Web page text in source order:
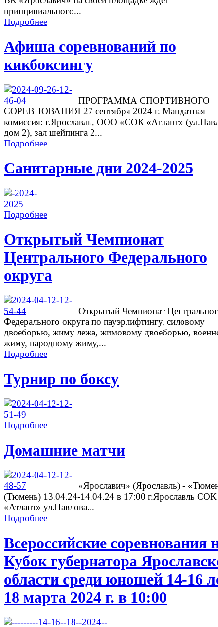
принципиального...
Подробнее
Афиша соревнований по
кикбоксингу
ПРОГРАММА СПОРТИВНОГО
СОРЕВНОВАНИЯ 27 сентября 2024 г. Мандатная
комиссия: г.Ярославль, ООО «СОК «Атлант»
дом 2), зал шейпинга 2...
Подробнее
Санитарные дни 2024-2025
Подробнее
Открытый Чемпионат
Центрального Федерального
округа
Открытый Чемпионат
Федерального округа по пауэрлифтингу, силовому
двоеборью, жиму лежа, жимовому двоеборью,
жиму, народному жиму,...
Подробнее
Турнир по боксу
Подробнее
Домашние матчи
«Ярославич» (Ярославль) -
(Тюмень) 13.04.24-14.04.24 в 17:00 г.Ярославль СОК
«Атлант» ул.Павлова...
Подробнее
Всероссийские соревнования
Кубок губернатора
области среди юношей 14-16
18 марта 2024 г. в 10:00